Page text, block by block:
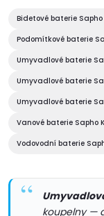
á
d
a
c
r
Bidetové baterie Sapho
Podomítkové baterie
Umyvadlové baterie
Umyvadlové baterie
Umyvadlové baterie
Vanové baterie Sapho
Vodovodní baterie
koupelny —